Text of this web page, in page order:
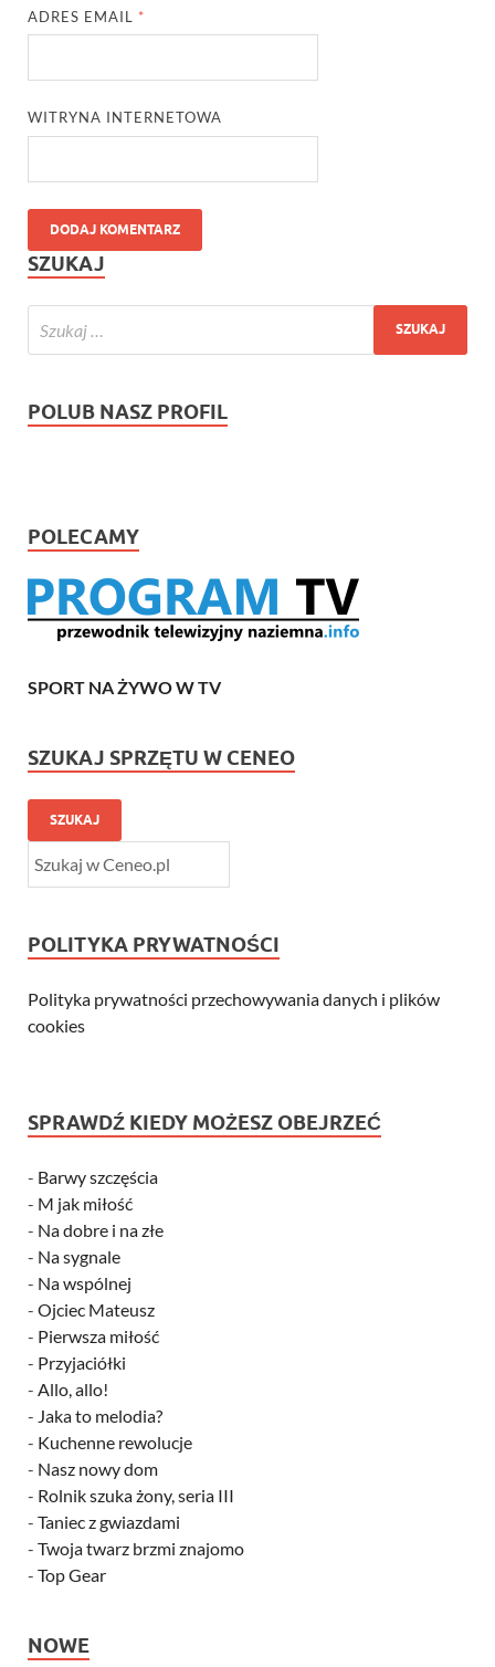
ADRES EMAIL *
WITRYNA INTERNETOWA
SZUKAJ
POLUB NASZ PROFIL
POLECAMY
SPORT NA ŻYWO W TV
SZUKAJ SPRZĘTU W CENEO
SZUKAJ
POLITYKA PRYWATNOŚCI
Polityka prywatności przechowywania danych i plików
cookies
SPRAWDŹ KIEDY MOŻESZ OBEJRZEĆ
- Barwy szczęścia
- M jak miłość
- Na dobre i na złe
- Na sygnale
- Na wspólnej
- Ojciec Mateusz
- Pierwsza miłość
- Przyjaciółki
- Allo, allo!
- Jaka to melodia?
- Kuchenne rewolucje
- Nasz nowy dom
- Rolnik szuka żony, seria III
- Taniec z gwiazdami
- Twoja twarz brzmi znajomo
- Top Gear
NOWE